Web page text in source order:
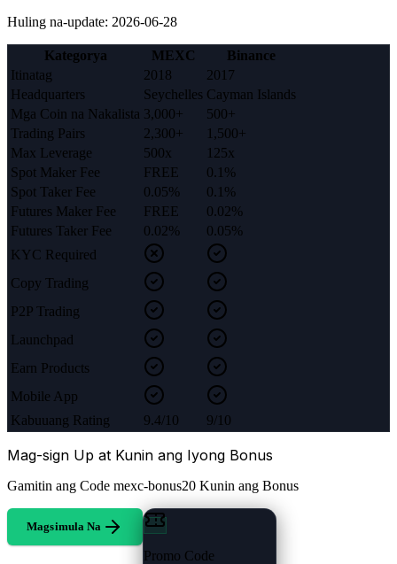
Huling na-update: 2026-06-28
Kategorya MEXC
Binance
Itinatag
2018
2017
Headquarters
Seychelles Cayman Islands
Mga Coin na Nakalista 3,000+
500+
Trading Pairs
2,300+
1,500+
Max Leverage
500x
125x
Spot Maker Fee
FREE
0.1%
Spot Taker Fee
0.05%
0.1%
Futures Maker Fee
FREE
0.02%
Futures Taker Fee
0.02%
0.05%
KYC Required
Copy Trading
P2P Trading
Launchpad
Earn Products
Mobile App
Kabuuang Rating
9.4/10 9/10
Mag-sign Up at Kunin ang Iyong Bonus
Gamitin ang Code mexc-bonus20 Kunin ang Bonus
Magsimula Na
Promo Code